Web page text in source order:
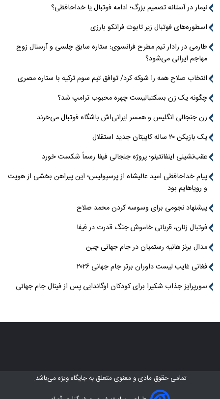
نیمار در آستانه تصمیم بزرگ؛ ادامه فوتبال یا خداحافظی؟
اسطوره‌های فوتبال زیر تابوت فرانکو بارزی
طارمی در رادار تیم مطرح فرانسوی؛ ستاره سابق چلسی و آرسنال زوج
مهاجم ایرانی می‌شود؟
انتخاب صلاح همه را شوکه کرد/ توافق تیم سوم ترکیه با ستاره مصری
چگونه یک زن بسکتبالیست چهره محبوب ترامپ شد؟
زن جنجالی انگلیس و همسر ایرانی‌اش باشگاه فوتبال می‌خرند
یک بازیکن ۲۰ ساله کاپیتان جدید استقلال
عقب‌نشینی اینفانتینو؛ پروژه جنجالی فیفا رسماً شکست خورد
پیام خداحافظی امید عالیشاه از پرسپولیس؛ این پیراهن بخشی از هویت
و رویاهایم بود
پیشنهاد نجومی برای وسوسه کردن محمد صلاح
فوتبال زنان، قربانی خاموش جنگ قدرت در فیفا
مدال برنز هانیه رستمیان در جام جهانی چین
فغانی غایب لیست داوران برتر جام جهانی ۲۰۲۶
سورپرایز جذاب شکیرا برای کودکان اوگاندایی پس از فینال جام جهانی
تمامی حقوق مادی و معنوی متعلق بهجایگاه ویژهمی‌باشد.